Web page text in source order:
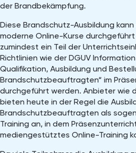
der Brandbekämpfung.
Diese Brandschutz-Ausbildung
moderne Online-Kurse
zumindest ein Teil der
Richtlinien wie der DGUV
Qualifikation, Ausbildung und
Brandschutzbeauftragten“ im
durchgeführt werden. Anbieter wie
bieten heute in der Regel die
Brandschutzbeauftragten als
Training an, in dem
mediengestütztes Online-Training